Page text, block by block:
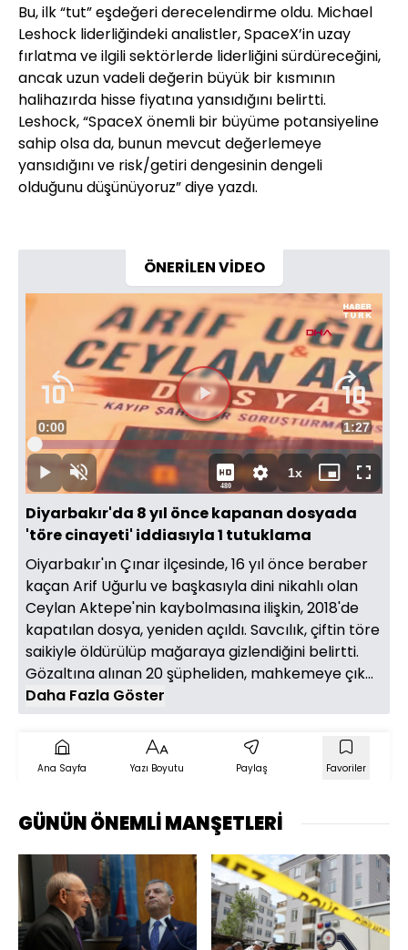
Bu, ilk “tut” eşdeğeri derecelendirme oldu. Michael
Leshock liderliğindeki analistler, SpaceX’in uzay
fırlatma ve ilgili sektörlerde liderliğini sürdüreceğini,
ancak uzun vadeli değerin büyük bir kısmının
halihazırda hisse fiyatına yansıdığını belirtti.
Leshock, “SpaceX önemli bir büyüme potansiyeline
sahip olsa da, bunun mevcut değerlemeye
yansıdığını ve risk/getiri dengesinin dengeli
olduğunu düşünüyoruz” diye yazdı.
ÖNERİLEN VİDEO
Videoyu
Oynat
OynatSesi
Aç
Süre
0:00 Toplam
Süre
1:27
480
Yüklendi:
4.29%
1xOynatma
Hızı
Mini
oynatıcı
Tam
Ekran
Diyarbakır'da 8 yıl önce kapanan dosyada
'töre cinayeti' iddiasıyla 1 tutuklama
Oiyarbakır'ın Çınar ilçesinde, 16 yıl önce beraber
kaçan Arif Uğurlu ve başkasıyla dini nikahlı olan
Ceylan Aktepe'nin kaybolmasına ilişkin, 2018'de
kapatılan dosya, yeniden açıldı. Savcılık, çiftin töre
saikiyle öldürülüp mağaraya gizlendiğini belirtti.
Gözaltına alınan 20 şüpheliden, mahkemeye çık...
Daha Fazla Göster
Ana Sayfa Yazı Boyutu Paylaş Favoriler
GÜNÜN ÖNEMLİ MANŞETLERİ